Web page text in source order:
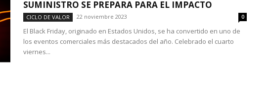
SUMINISTRO SE PREPARA PARA EL IMPACTO
CICLO DE VALOR 22 noviembre 2023 0
El Black Friday, originado en Estados Unidos, se ha convertido en uno de
los eventos comerciales más destacados del año. Celebrado el cuarto
viernes...